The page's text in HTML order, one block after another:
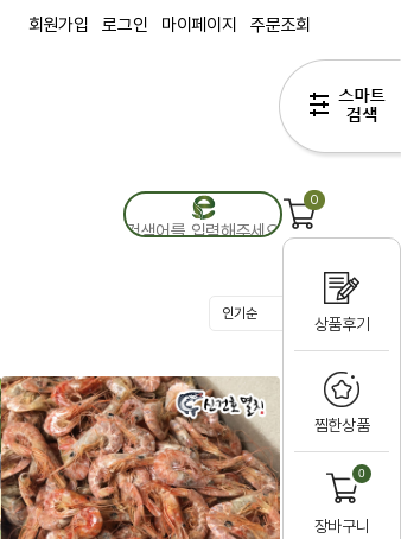
상품후기
찜한상품
0
장바구니
회원가입 로그인 마이페이지 주문조회
0